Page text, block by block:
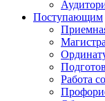
Поступающим
Работа